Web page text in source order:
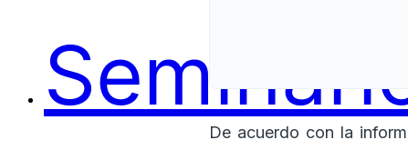
De acuerdo con la